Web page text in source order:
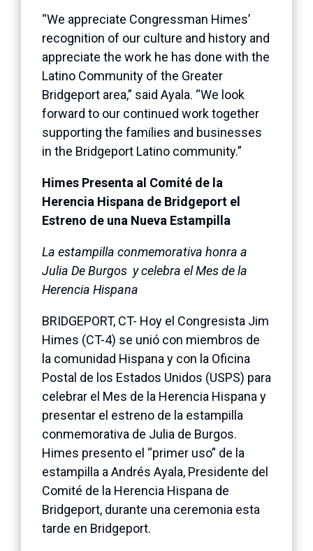
“We appreciate Congressman Himes’
recognition of our culture and history and
appreciate the work he has done with the
Latino Community of the Greater
Bridgeport area,” said Ayala. “We look
forward to our continued work together
supporting the families and businesses
in the Bridgeport Latino community.”
Himes Presenta al Comité de la
Herencia Hispana de Bridgeport el
Estreno de una Nueva Estampilla
La estampilla conmemorativa honra a
Julia De Burgos y celebra el Mes de la
Herencia Hispana
BRIDGEPORT, CT- Hoy el Congresista Jim
Himes (CT-4) se unió con miembros de
la comunidad Hispana y con la Oficina
Postal de los Estados Unidos (USPS) para
celebrar el Mes de la Herencia Hispana y
presentar el estreno de la estampilla
conmemorativa de Julia de Burgos.
Himes presento el “primer uso” de la
estampilla a Andrés Ayala, Presidente del
Comité de la Herencia Hispana de
Bridgeport, durante una ceremonia esta
tarde en Bridgeport.